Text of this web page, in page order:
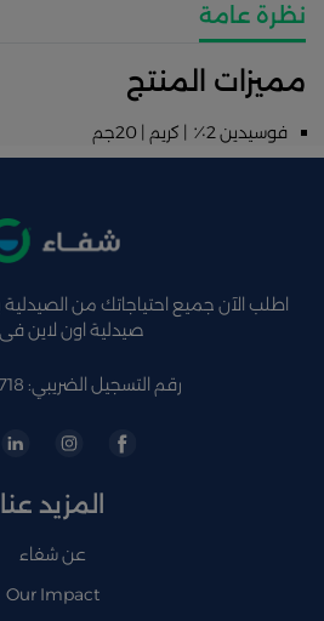
نظرة عامة
مميزات المنتج
فوسيدين 2٪ | كريم | 20جم
اطلب الآن جميع احتياجاتك من
صيدلية اون لاين
رقم التسجيل الضريبي: 718-859-672
المزيد عنا
عن شفاء
Our Impact